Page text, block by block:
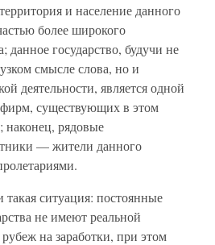
и население данного
более широкого
данное государство, будучи не
смысле слова, но и
деятельности, является одной
фирм, существующих в этом
наконец, рядовые
— жители данного
ситуация: постоянные
не имеют реальной
на заработки, при этом